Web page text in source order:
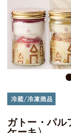
ガトー・パル